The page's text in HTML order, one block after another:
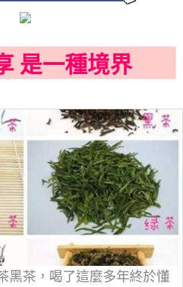
是一種境界
黑茶，喝了這麼多年終於懂